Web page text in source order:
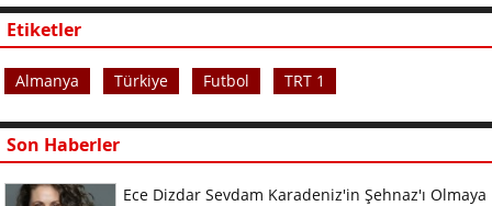
Etiketler
Almanya Türkiye Futbol TRT 1
Son Haberler
Ece Dizdar Sevdam Karadeniz'in Şehnaz'ı Olmaya